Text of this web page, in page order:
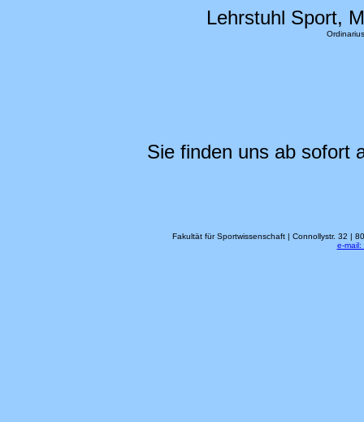
Lehrstuhl Sport,
Sie finden uns ab sofort
Fakultät für Sportwissenschaft | Connollystr. 32 |
e-mail: